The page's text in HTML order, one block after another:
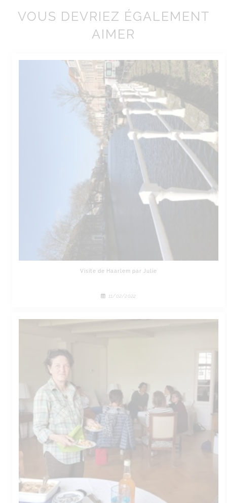
VOUS DEVRIEZ ÉGALEMENT
AIMER
Visite de Haarlem par Julie
11/02/2022